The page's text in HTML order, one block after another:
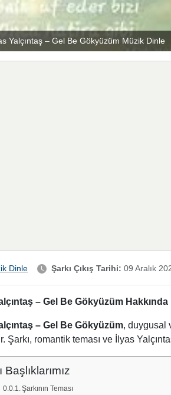
Yalçıntaş – Gel Be Gökyüzüm Müzik Dinle
Dinle Şarkı Çıkış Tarihi: 09 Aralık
– Gel Be Gökyüzüm
– Gel Be Gökyüzüm, duygusal
Şarkı, romantik teması ve İlyas
Başlıklarımız
Şarkının Teması